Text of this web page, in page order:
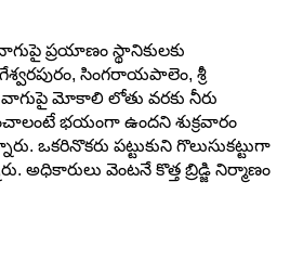
ప్రయాణం స్థానికులకు
సింగరాయపాలెం, శ్రీ
వాగుపై మోకాలి లోతు వరకు నీరు
భయంగా ఉందని శుక్రవారం
ఒకరినొకరు పట్టుకుని గొలుసుకట్టుగా
అధికారులు వెంటనే కొత్త బ్రిడ్జి నిర్మాణం